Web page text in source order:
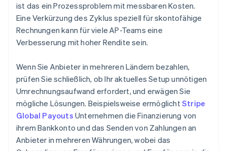
ist das ein Prozessproblem mit messbaren Kosten.
Eine Verkürzung des Zyklus speziell für skontofähige
Rechnungen kann für viele AP-Teams eine
Verbesserung mit hoher Rendite sein.
Wenn Sie Anbieter in mehreren Ländern bezahlen,
prüfen Sie schließlich, ob Ihr aktuelles Setup unnötigen
Umrechnungsaufwand erfordert, und erwägen Sie
mögliche Lösungen. Beispielsweise ermöglichtStripe
Global Payouts Unternehmen die Finanzierung von
ihrem Bankkonto und das Senden von Zahlungen an
Anbieter in mehreren Währungen, wobei das